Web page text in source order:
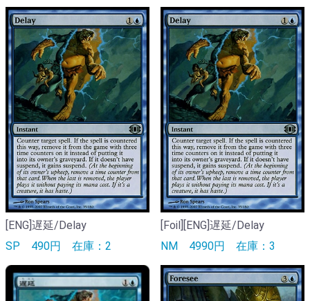
[ENG]遅延/Delay
SP 490円 在庫：2
[Foil][ENG]遅延/Delay
NM 4990円 在庫：3